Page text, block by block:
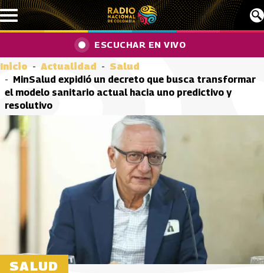
Pasar al contenido principal
ESCUCHAR EN VIVO
Inicio Actualidad
Salud
MinSalud expidió un decreto que busca transformar
el modelo sanitario actual hacia uno predictivo y
resolutivo
SALUD